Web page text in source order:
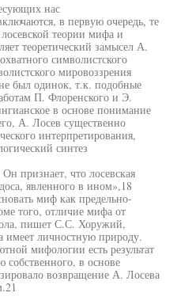
нас
в первую очередь, те
теории мифа и
теоретический замысел А.
символистского
мировоззрения
был одинок, т.к. подобные
П. Флоренского и Э.
в основе понимание
А. Лосев существенно
интерпретирования,
синтез
признает, что лосевская
явленного в ином»,18
миф как предельно-
того, отличие мифа от
пишет С.С. Хоружий,
имеет личностную природу.
мифологии есть результат
собственного, в основе
возвращение А. Лосева